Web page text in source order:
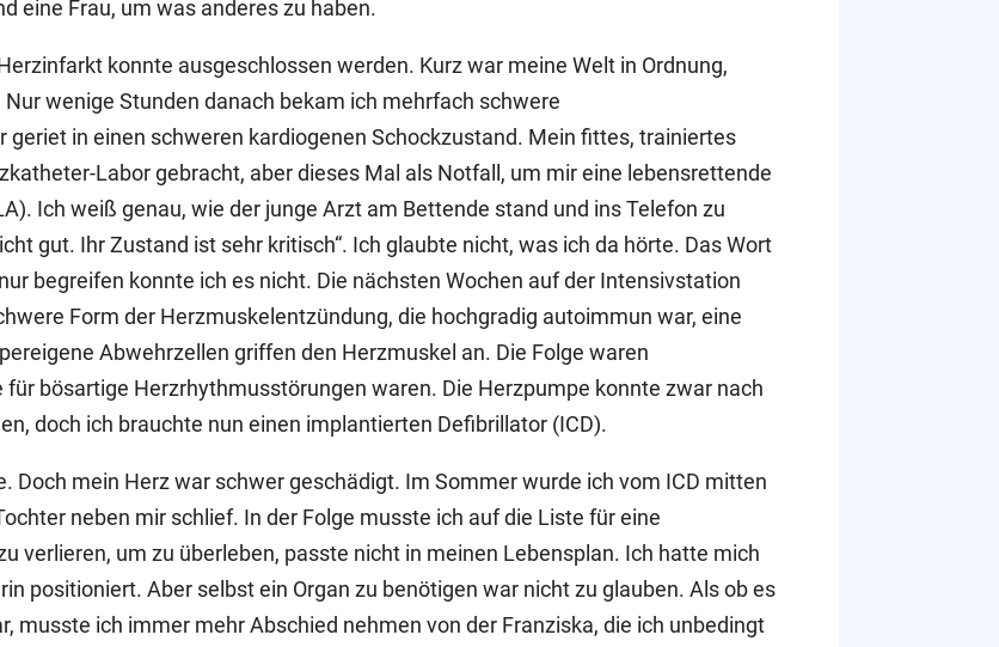
eine Frau, um was anderes zu haben.
konnte ausgeschlossen werden. Kurz war meine Welt in Ordnung,
wenige Stunden danach bekam ich mehrfach schwere
in einen schweren kardiogenen Schockzustand. Mein fittes, trainiertes
Labor gebracht, aber dieses Mal als Notfall, um mir eine lebensrettende
Ich weiß genau, wie der junge Arzt am Bettende stand und ins Telefon zu
gut. Ihr Zustand ist sehr kritisch“. Ich glaubte nicht, was ich da hörte. Das Wort
begreifen konnte ich es nicht. Die nächsten Wochen auf der Intensivstation
Form der Herzmuskelentzündung, die hochgradig autoimmun war, eine
Abwehrzellen griffen den Herzmuskel an. Die Folge waren
bösartige Herzrhythmusstörungen waren. Die Herzpumpe konnte zwar nach
doch ich brauchte nun einen implantierten Defibrillator (ICD).
Doch mein Herz war schwer geschädigt. Im Sommer wurde ich vom ICD mitten
neben mir schlief. In der Folge musste ich auf die Liste für eine
verlieren, um zu überleben, passte nicht in meinen Lebensplan. Ich hatte mich
positioniert. Aber selbst ein Organ zu benötigen war nicht zu glauben. Als ob es
musste ich immer mehr Abschied nehmen von der Franziska, die ich unbedingt